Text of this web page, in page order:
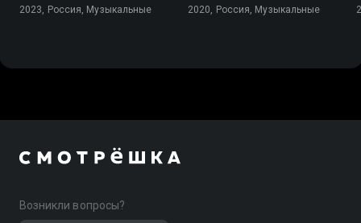
2023, Россия, Музыкальные 2020, Россия, Музыкальные
Возникли вопросы?